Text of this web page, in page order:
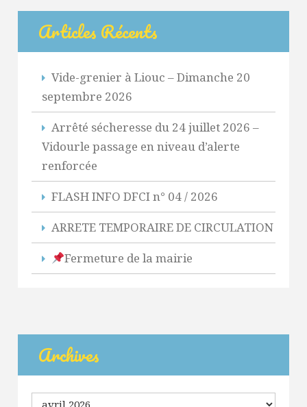
Articles Récents
Vide-grenier à Liouc – Dimanche 20
septembre 2026
Arrêté sécheresse du 24 juillet 2026 –
Vidourle passage en niveau d’alerte
renforcée
FLASH INFO DFCI n° 04 / 2026
ARRETE TEMPORAIRE DE CIRCULATION
Fermeture de la mairie
Archives
Archives